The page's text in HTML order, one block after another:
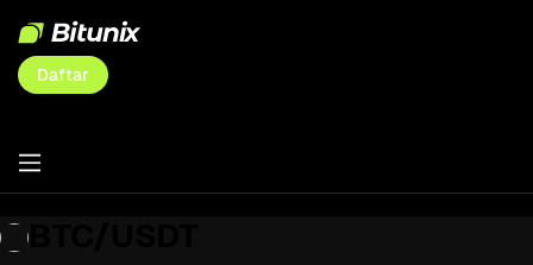
Daftar